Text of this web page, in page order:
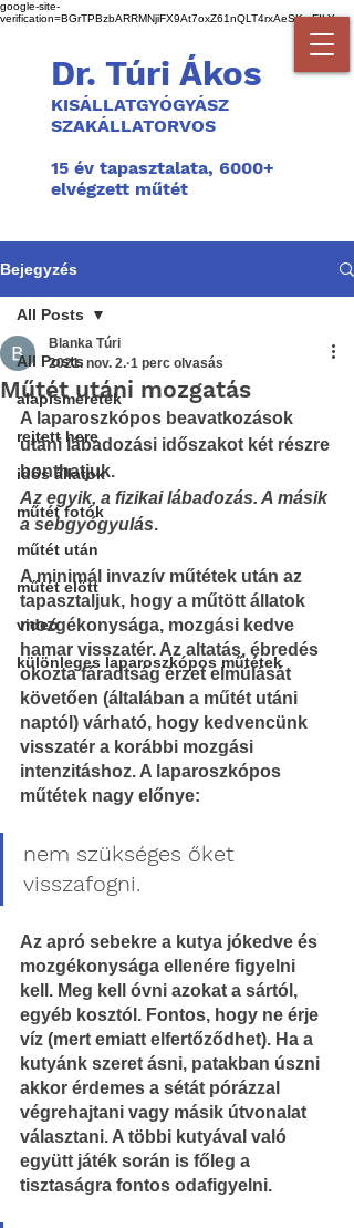
google-site-
verification=BGrTPBzbARRMNjiFX9At7oxZ61nQLT4rxAeSKmFILYg
Dr. Túri Ákos
KISÁLLATGYÓGYÁSZ
SZAKÁLLATORVOS
15 év tapasztalata, 6000+
elvégzett műtét
Bejegyzés
All Posts
alapismeretek
rejtett here
idős állatok
műtét fotók
műtét után
műtét előtt
videó
különleges laparoszkópos műtétek
All Posts
Műtét utáni mozgatás
Blanka Túri
2021. nov. 2. 1 perc olvasás
A laparoszkópos beavatkozások
utáni lábadozási időszakot két részre
bonthatjuk.
Az egyik, a fizikai lábadozás. A másik
a sebgyógyulás.
A minimál invazív műtétek után az
tapasztaljuk, hogy a műtött állatok
mozgékonysága, mozgási kedve
hamar visszatér. Az altatás, ébredés
okozta fáradtság érzet elmúlását
követően (általában a műtét utáni
naptól) várható, hogy kedvencünk
visszatér a korábbi mozgási
intenzitáshoz. A laparoszkópos
műtétek nagy előnye:
nem szükséges őket
visszafogni.
Az apró sebekre a kutya jókedve és
mozgékonysága ellenére figyelni
kell. Meg kell óvni azokat a sártól,
egyéb kosztól. Fontos, hogy ne érje
víz (mert emiatt elfertőződhet). Ha a
kutyánk szeret ásni, patakban úszni
akkor érdemes a sétát pórázzal
végrehajtani vagy másik útvonalat
választani. A többi kutyával való
együtt játék során is főleg a
tisztaságra fontos odafigyelni.